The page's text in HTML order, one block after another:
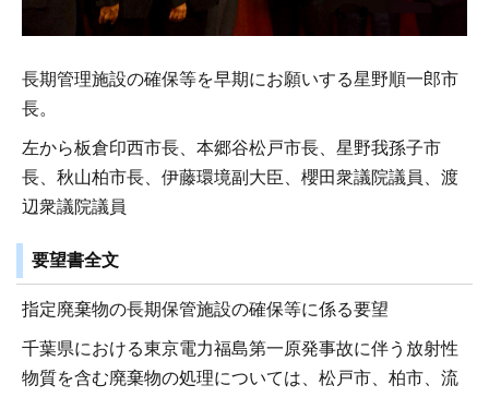
長期管理施設の確保等を早期にお願いする星野順一郎市
長。
左から板倉印西市長、本郷谷松戸市長、星野我孫子市
長、秋山柏市長、伊藤環境副大臣、櫻田衆議院議員、渡
辺衆議院議員
要望書全文
指定廃棄物の長期保管施設の確保等に係る要望
千葉県における東京電力福島第一原発事故に伴う放射性
物質を含む廃棄物の処理については、松戸市、柏市、流